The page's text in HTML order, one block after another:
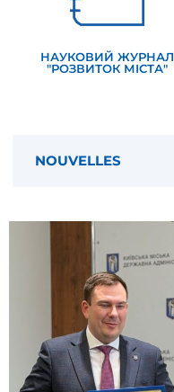
НАУКОВИЙ ЖУРНАЛ
"РОЗВИТОК МІСТА"
NOUVELLES